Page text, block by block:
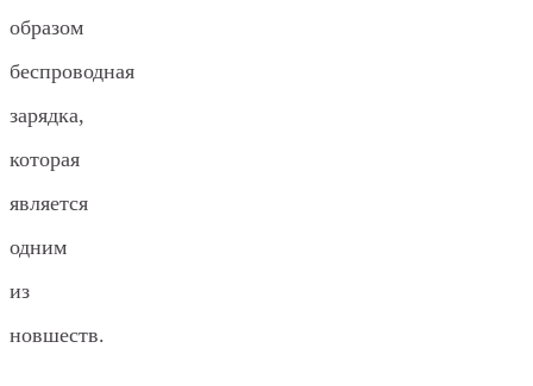
образом
беспроводная
зарядка,
которая
является
одним
из
новшеств.